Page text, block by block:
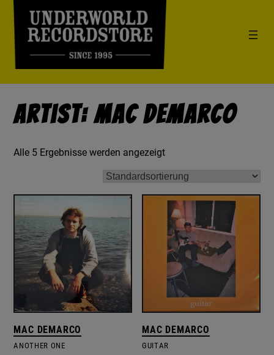
Artist: Mac Demarco
Alle 5 Ergebnisse werden angezeigt
MAC DEMARCO
ANOTHER ONE
MAC DEMARCO
GUITAR